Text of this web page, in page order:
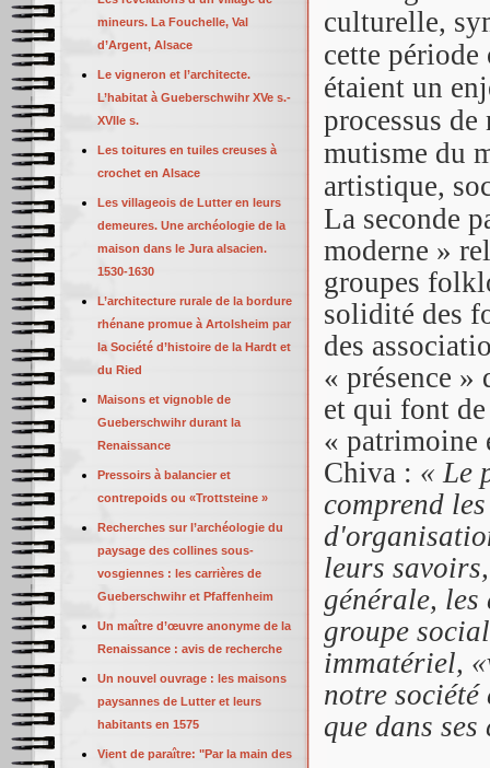
culturelle,
cette
étaient un
processus
mutisme du
artistique,
La seconde
moderne »
groupes
solidité des
des
« présence »
et qui font
« patrimoine
Chiva : « Le
comprend
leurs
générale,
groupe
immatériel,
notre société
que dans
mineurs. La Fouchelle, Val
d’Argent, Alsace
Le vigneron et l’architecte.
L’habitat à Gueberschwihr XVe s.-
XVIIe s.
Les toitures en tuiles creuses à
crochet en Alsace
Les villageois de Lutter en leurs
demeures. Une archéologie de la
maison dans le Jura alsacien.
1530-1630
L’architecture rurale de la bordure
rhénane promue à Artolsheim par
la Société d’histoire de la Hardt et
du Ried
Maisons et vignoble de
Gueberschwihr durant la
Renaissance
Pressoirs à balancier et
contrepoids ou «Trottsteine »
Recherches sur l’archéologie du
paysage des collines sous-
vosgiennes : les carrières de
Gueberschwihr et Pfaffenheim
Un maître d’œuvre anonyme de la
Renaissance : avis de recherche
Un nouvel ouvrage : les maisons
paysannes de Lutter et leurs
habitants en 1575
Vient de paraître: "Par la main des